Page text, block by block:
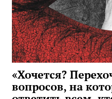
«Хочется?
вопросов, на